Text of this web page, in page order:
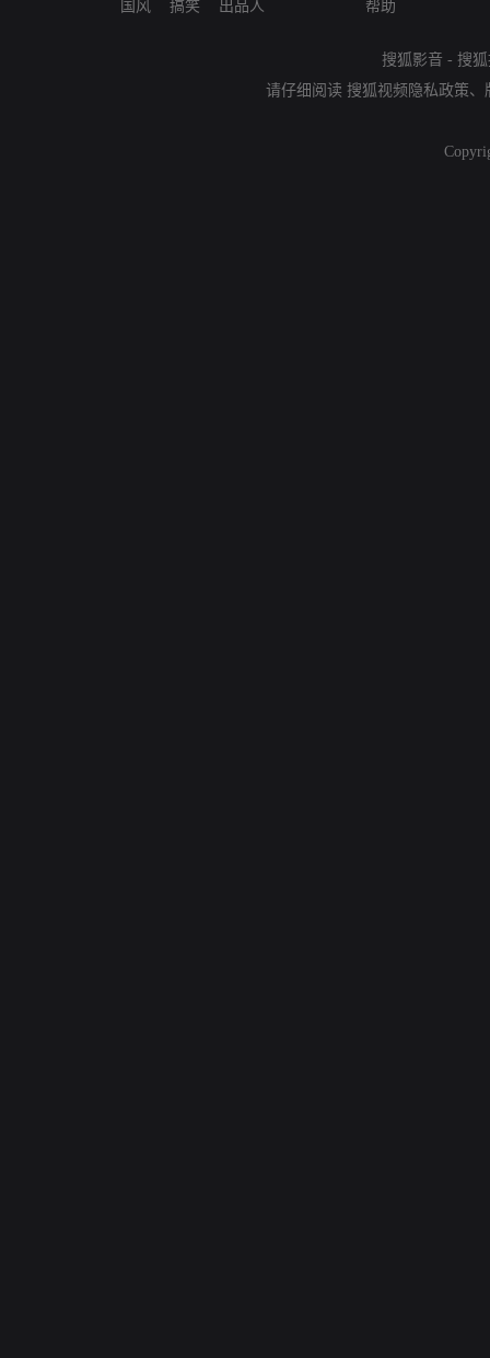
国风
搞笑
出品人
帮助
搜狐影音 - 搜
请仔细阅读 搜狐视频隐私政策、